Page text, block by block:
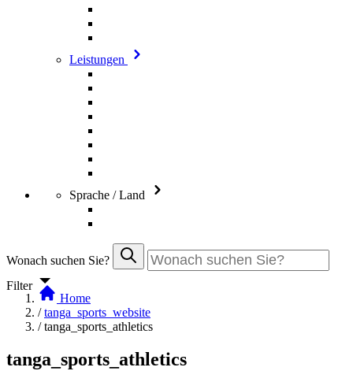
Leistungen
Sprache / Land
Wonach suchen Sie?
Filter
Home
/ tanga_sports_website
/ tanga_sports_athletics
tanga_sports_athletics